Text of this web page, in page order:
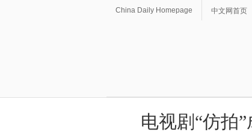
China Daily Homepage 中文网首页
电视剧“仿拍